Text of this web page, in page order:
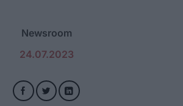
Newsroom
24.07.2023